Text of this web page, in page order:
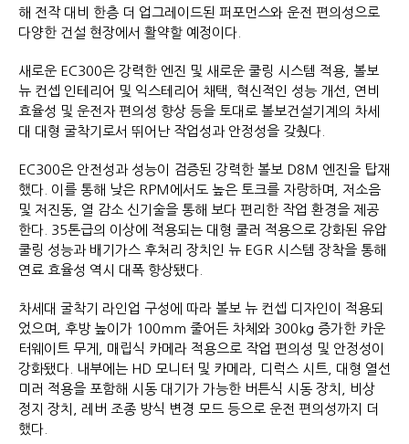
해 전작 대비 한층 더 업그레이드된 퍼포먼스와 운전 편의성으로
다양한 건설 현장에서 활약할 예정이다.
새로운 EC300은 강력한 엔진 및 새로운 쿨링 시스템 적용, 볼보
뉴 컨셉 인테리어 및 익스테리어 채택, 혁신적인 성능 개선, 연비
효율성 및 운전자 편의성 향상 등을 토대로 볼보건설기계의 차세
대 대형 굴착기로서 뛰어난 작업성과 안정성을 갖췄다.
EC300은 안전성과 성능이 검증된 강력한 볼보 D8M 엔진을 탑재
했다. 이를 통해 낮은 RPM에서도 높은 토크를 자랑하며, 저소음
및 저진동, 열 감소 신기술을 통해 보다 편리한 작업 환경을 제공
한다. 35톤급의 이상에 적용되는 대형 쿨러 적용으로 강화된 유압
쿨링 성능과 배기가스 후처리 장치인 뉴 EGR 시스템 장착을 통해
연료 효율성 역시 대폭 향상됐다.
차세대 굴착기 라인업 구성에 따라 볼보 뉴 컨셉 디자인이 적용되
었으며, 후방 높이가 100mm 줄어든 차체와 300kg 증가한 카운
터웨이트 무게, 매립식 카메라 적용으로 작업 편의성 및 안정성이
강화됐다. 내부에는 HD 모니터 및 카메라, 디럭스 시트, 대형 열선
미러 적용을 포함해 시동 대기가 가능한 버튼식 시동 장치, 비상
정지 장치, 레버 조종 방식 변경 모드 등으로 운전 편의성까지 더
했다.